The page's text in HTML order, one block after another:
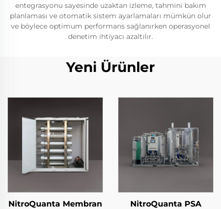
entegrasyonu sayesinde uzaktan izleme, tahmini bakım
planlaması ve otomatik sistem ayarlamaları mümkün olur
ve böylece optimum performans sağlanırken operasyonel
denetim ihtiyacı azaltılır.
Yeni Ürünler
NitroQuanta Membran
NitroQuanta PSA